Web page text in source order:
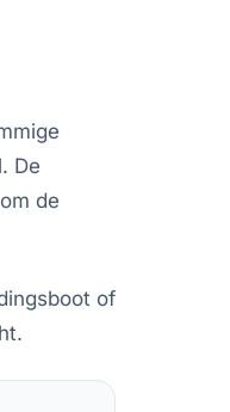
De
de
of